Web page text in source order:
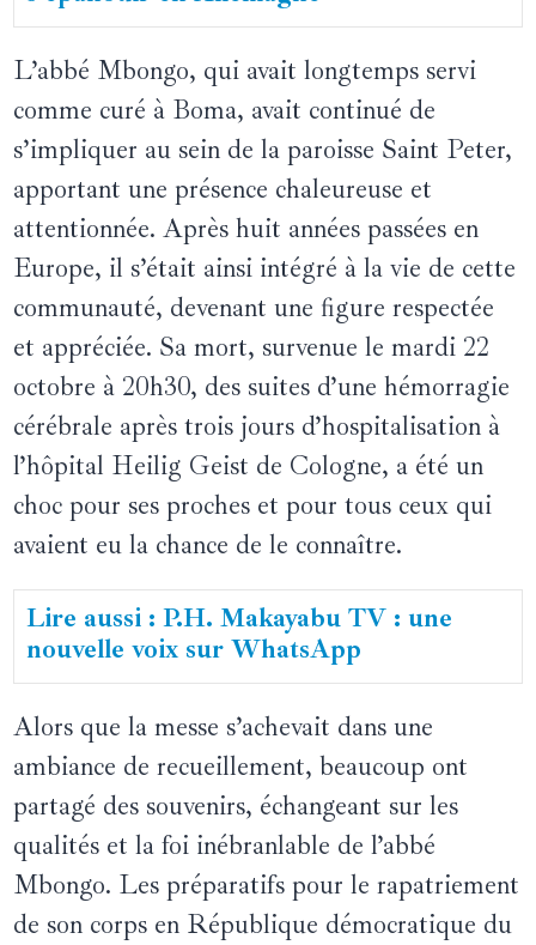
L’abbé Mbongo, qui avait longtemps servi
comme curé à Boma, avait continué de
s’impliquer au sein de la paroisse Saint Peter,
apportant une présence chaleureuse et
attentionnée. Après huit années passées en
Europe, il s’était ainsi intégré à la vie de cette
communauté, devenant une figure respectée
et appréciée. Sa mort, survenue le mardi 22
octobre à 20h30, des suites d’une hémorragie
cérébrale après trois jours d’hospitalisation à
l’hôpital Heilig Geist de Cologne, a été un
choc pour ses proches et pour tous ceux qui
avaient eu la chance de le connaître.
Lire aussi : P.H. Makayabu TV : une
nouvelle voix sur WhatsApp
Alors que la messe s’achevait dans une
ambiance de recueillement, beaucoup ont
partagé des souvenirs, échangeant sur les
qualités et la foi inébranlable de l’abbé
Mbongo. Les préparatifs pour le rapatriement
de son corps en République démocratique du